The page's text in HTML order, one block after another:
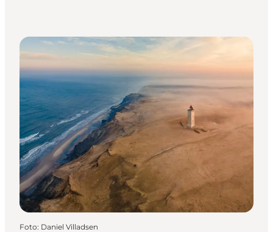
Foto: Daniel Villadsen